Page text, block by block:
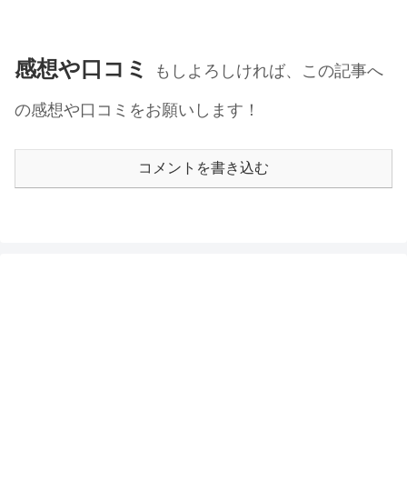
感想や口コミ
もしよろしければ、この記事へ
の感想や口コミをお願いします！
コメントを書き込む